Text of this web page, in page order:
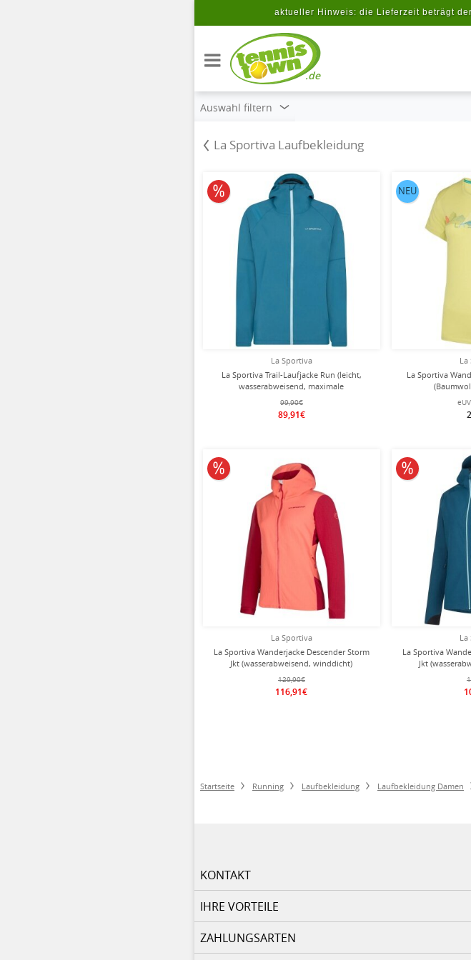
aktueller Hinweis: die Lieferzeit beträgt
.de
Auswahl filtern
La Sportiva Laufbekleidung
La Sportiva
La Sportiva Trail-Laufjacke Run (leicht,
wasserabweisend, maximale
99,90€
89,91€
10% reduziert
La
La Sportiva
NEU
La Sportiva
La Sportiva Wanderjacke Descender Storm
Jkt (wasserabweisend, winddicht)
129,90€
116,91€
10% reduziert
La
La Sportiva
Jkt
10%
Startseite Running Laufbekleidung Laufbekleidung Damen
KONTAKT
IHRE VORTEILE
ZAHLUNGSARTEN